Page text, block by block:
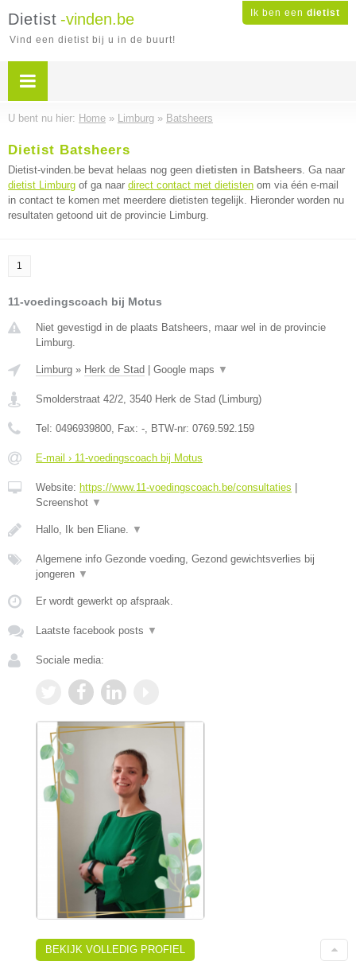
Ik ben een dietist
Dietist -vinden.be
Vind een dietist bij u in de buurt!
U bent nu hier: Home » Limburg » Batsheers
Dietist Batsheers
Dietist-vinden.be bevat helaas nog geen dietisten in Batsheers. Ga naar
dietist Limburg of ga naar direct contact met dietisten om via één e-mail
in contact te komen met meerdere dietisten tegelijk. Hieronder worden nu
resultaten getoond uit de provincie Limburg.
1
11-voedingscoach bij Motus
Niet gevestigd in de plaats Batsheers, maar wel in de provincie
Limburg.
Limburg » Herk de Stad Google maps ▼
Smolderstraat 42/2, 3540 Herk de Stad (Limburg)
Tel: 0496939800, Fax: -, BTW-nr: 0769.592.159
E-mail › 11-voedingscoach bij Motus
Website: https://www.11-voedingscoach.be/consultaties
Screenshot ▼
Hallo, Ik ben Eliane. ▼
Algemene info Gezonde voeding, Gezond gewichtsverlies bij
jongeren ▼
Er wordt gewerkt op afspraak.
Laatste facebook posts ▼
Sociale media:
BEKIJK VOLLEDIG PROFIEL